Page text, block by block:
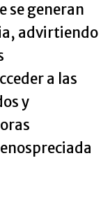
se generan
advirtiendo
a las
y